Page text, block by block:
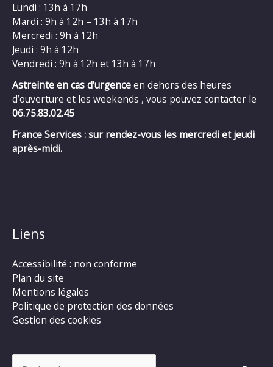
Lundi : 13h à 17h
Mardi : 9h à 12h – 13h à 17h
Mercredi : 9h à 12h
Jeudi : 9h à 12h
Vendredi : 9h à 12h et 13h à 17h
Astreinte en cas d’urgenceen dehors des heures
d’ouverture et les weekends , vous pouvez contacter le
06.75.83.02.45
France Services : sur rendez-vous les mercredi et jeudi
après-midi.
Liens
Accessibilité : non conforme
Plan du site
Mentions légales
Politique de protection des données
Gestion des cookies